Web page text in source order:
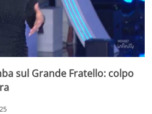
sul Grande Fratello: colpo